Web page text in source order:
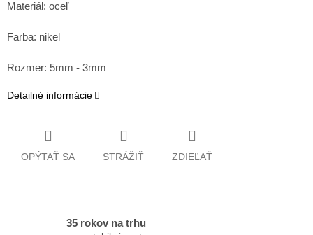
Materiál: oceľ
Farba: nikel
Rozmer: 5mm - 3mm
Detailné informácie
OPÝTAŤ SA STRÁŽIŤ ZDIEĽAŤ
35 rokov na trhu